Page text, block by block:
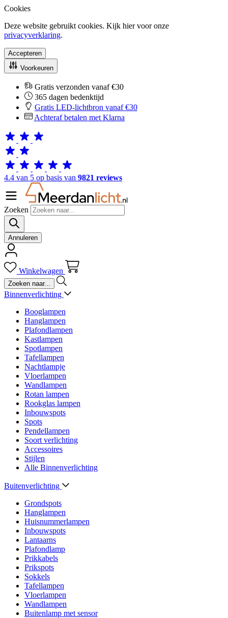
Cookies
Deze website gebruikt cookies. Kijk hier voor onze
privacyverklaring.
Accepteren
Voorkeuren
Gratis verzonden vanaf €30
365 dagen bedenktijd
Gratis LED-lichtbron vanaf €30
Achteraf betalen met Klarna
4.4 van 5 op basis van 9821 reviews
Zoeken
Annuleren
Winkelwagen
Binnenverlichting
Booglampen
Hanglampen
Plafondlampen
Kastlampen
Spotlampen
Tafellampen
Nachtlampje
Vloerlampen
Wandlampen
Rotan lampen
Rookglas lampen
Inbouwspots
Spots
Pendellampen
Soort verlichting
Accessoires
Stijlen
Alle Binnenverlichting
Buitenverlichting
Grondspots
Hanglampen
Huisnummerlampen
Inbouwspots
Lantaarns
Plafondlamp
Prikkabels
Prikspots
Sokkels
Tafellampen
Vloerlampen
Wandlampen
Buitenlamp met sensor